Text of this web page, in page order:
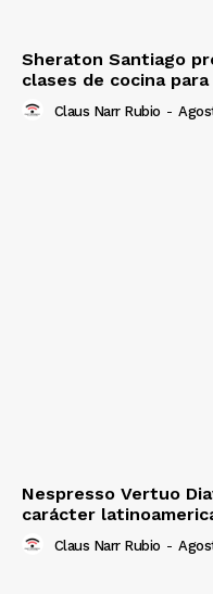
Sheraton Santiago
clases de cocina
Claus Narr Rubio -
Nespresso Vertuo
carácter
Claus Narr Rubio -